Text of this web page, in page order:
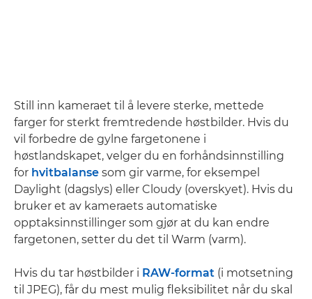
Still inn kameraet til å levere sterke, mettede
farger for sterkt fremtredende høstbilder. Hvis du
vil forbedre de gylne fargetonene i
høstlandskapet, velger du en forhåndsinnstilling
for hvitbalanse som gir varme, for eksempel
Daylight (dagslys) eller Cloudy (overskyet). Hvis du
bruker et av kameraets automatiske
opptaksinnstillinger som gjør at du kan endre
fargetonen, setter du det til Warm (varm).
Hvis du tar høstbilder i RAW-format (i motsetning
til JPEG), får du mest mulig fleksibilitet når du skal